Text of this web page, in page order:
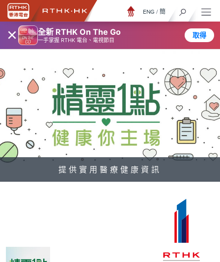
× 全新 RTHK On The Go
一手掌握 RTHK 電台、電視節目
取得
ENG / 簡
提供實用醫療健康資訊